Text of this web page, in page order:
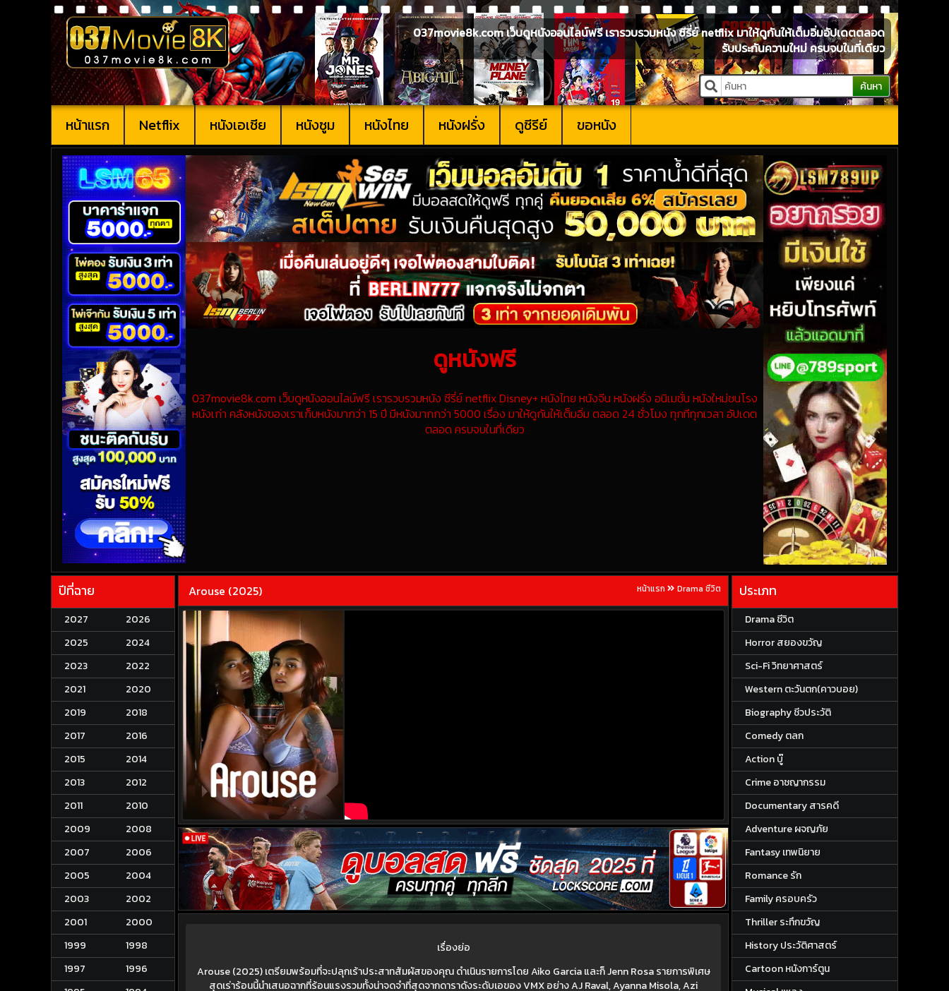
037movie8k.com เว็บดูหนังออนไลน์ฟรี เรารวบรวมหนัง ซีรี่ย์ netflix มาให้ดูกันให้เต็มอิ่มอัปเดตตลอด
รับประกันความใหม่ ครบจบในที่เดียว
ค้นหา
หน้าแรก Netflix หนังเอเชีย หนังซูม หนังไทย หนังฝรั่ง ดูซีรีย์ ขอหนัง
ดูหนังฟรี
037movie8k.com เว็บดูหนังออนไลน์ฟรี เรารวบรวมหนัง ซีรี่ย์ netflix Disney+ หนังไทย หนังจีน หนังฝรั่ง อนิเมชั่น หนังใหม่ชนโรง
หนังเก่า คลังหนังของเราเก็บหนังมากว่า 15 ปี มีหนังมากกว่า 5000 เรื่อง มาให้ดูกันให้เต็มอิ่ม ตลอด 24 ชั่วโมง ทุกทีทุกเวลา อัปเดต
ตลอด ครบจบในที่เดียว
ปีที่ฉาย
2027
2026
2025
2024
2023
2022
2021
2020
2019
2018
2017
2016
2015
2014
2013
2012
2011
2010
2009
2008
2007
2006
2005
2004
2003
2002
2001
2000
1999
1998
1997
1996
Arouse (2025) หน้าแรก Drama ชีวิต
เรื่องย่อ
Arouse (2025) เตรียมพร้อมที่จะปลุกเร้าประสาทสัมผัสของคุณ ดำเนินรายการโดย Aiko Garcia และก็ Jenn Rosa รายการพิเศษ
สุดเร่าร้อนนี้นำเสนอฉากที่ร้อนแรงรวมทั้งน่าจดจำที่สุดจากดาราดังระดับเอของ VMX อย่าง AJ Raval, Ayanna Misola, Azi
ประเภท
Drama ชีวิต
Horror สยองขวัญ
Sci-Fi วิทยาศาสตร์
Western ตะวันตก(คาวบอย)
Biography ชีวประวัติ
Comedy ตลก
Action บู๊
Crime อาชญากรรม
Documentary สารคดี
Adventure ผจญภัย
Fantasy เทพนิยาย
Romance รัก
Family ครอบครัว
Thriller ระทึกขวัญ
History ประวัติศาสตร์
Cartoon หนังการ์ตูน